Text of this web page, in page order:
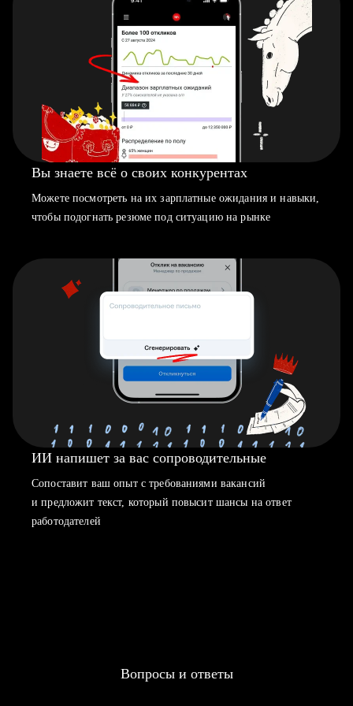
Вы знаете всё о своих конкурентах
Можете посмотреть на их зарплатные ожидания и навыки,
чтобы подогнать резюме под ситуацию на рынке
ИИ напишет за вас сопроводительные
Сопоставит ваш опыт с требованиями вакансий
и предложит текст, который повысит шансы на ответ
работодателей
Вопросы и ответы